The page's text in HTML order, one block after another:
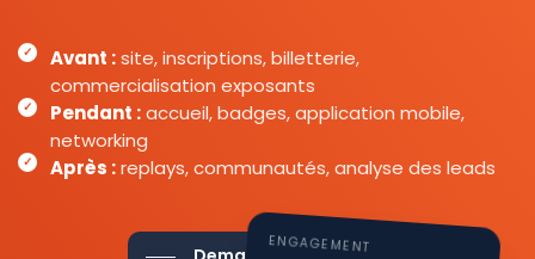
Avant :site, inscriptions, billetterie,
commercialisation exposants
Pendant :accueil, badges, application mobile,
networking
Après :replays, communautés, analyse des leads
ENGAGEMENT